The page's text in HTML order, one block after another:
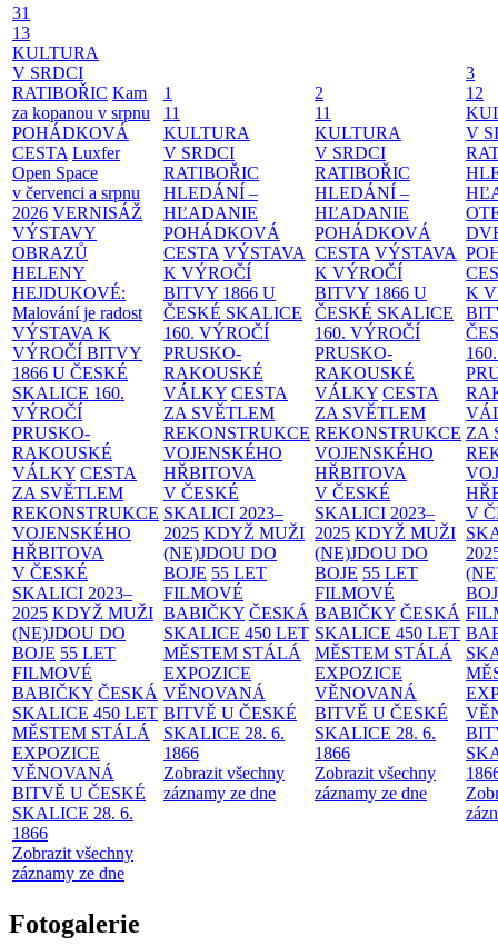
31
13
KULTURA
V SRDCI
RATIBOŘIC Kam
za kopanou v srpnu
POHÁDKOVÁ
CESTA Luxfer
Open Space
v červenci a srpnu
2026 VERNISÁŽ
VÝSTAVY
OBRAZŮ
HELENY
HEJDUKOVÉ:
Malování je radost
VÝSTAVA K
VÝROČÍ BITVY
1866 U ČESKÉ
SKALICE 160.
VÝROČÍ
PRUSKO-
RAKOUSKÉ
VÁLKY CESTA
ZA SVĚTLEM
REKONSTRUKCE
VOJENSKÉHO
HŘBITOVA
V ČESKÉ
SKALICI 2023–
2025 KDYŽ MUŽI
(NE)JDOU DO
BOJE 55 LET
FILMOVÉ
BABIČKY ČESKÁ
SKALICE 450 LET
MĚSTEM STÁLÁ
EXPOZICE
VĚNOVANÁ
BITVĚ U ČESKÉ
SKALICE 28. 6.
1866
Zobrazit všechny
záznamy ze dne
1
11
KULTURA
V SRDCI
RATIBOŘIC
HLEDÁNÍ –
HĽADANIE
POHÁDKOVÁ
CESTA VÝSTAVA
K VÝROČÍ
BITVY 1866 U
ČESKÉ SKALICE
160. VÝROČÍ
PRUSKO-
RAKOUSKÉ
VÁLKY CESTA
ZA SVĚTLEM
REKONSTRUKCE
VOJENSKÉHO
HŘBITOVA
V ČESKÉ
SKALICI 2023–
2025 KDYŽ MUŽI
(NE)JDOU DO
BOJE 55 LET
FILMOVÉ
BABIČKY ČESKÁ
SKALICE 450 LET
MĚSTEM STÁLÁ
EXPOZICE
VĚNOVANÁ
BITVĚ U ČESKÉ
SKALICE 28. 6.
1866
Zobrazit všechny
záznamy ze dne
2
11
KULTURA
V SRDCI
RATIBOŘIC
HLEDÁNÍ –
HĽADANIE
POHÁDKOVÁ
CESTA VÝSTAVA
K VÝROČÍ
BITVY 1866 U
ČESKÉ SKALICE
160. VÝROČÍ
PRUSKO-
RAKOUSKÉ
VÁLKY CESTA
ZA SVĚTLEM
REKONSTRUKCE
VOJENSKÉHO
HŘBITOVA
V ČESKÉ
SKALICI 2023–
2025 KDYŽ MUŽI
(NE)JDOU DO
BOJE 55 LET
FILMOVÉ
BABIČKY ČESKÁ
SKALICE 450 LET
MĚSTEM STÁLÁ
EXPOZICE
VĚNOVANÁ
BITVĚ U ČESKÉ
SKALICE 28. 6.
1866
Zobrazit všechny
záznamy ze dne
3
12
V
K
ZA
V
Fotogalerie